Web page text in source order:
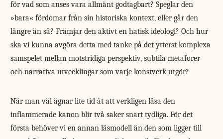
för vad som anses vara allmänt godtagbart? Speglar den
»bara« fördomar från sin historiska kontext, eller går den
längre än så? Främjar den aktivt en hatisk ideologi? Och hur
ska vi kunna avgöra detta med tanke på det ytterst komplexa
samspelet mellan motstridiga perspektiv, subtila metaforer
och narrativa utvecklingar som varje konstverk utgör?
När man väl ägnar lite tid åt att verkligen läsa den
inflammerade kanon blir två saker snart tydliga. För det
första behöver vi en annan läsmodell än den som ligger till